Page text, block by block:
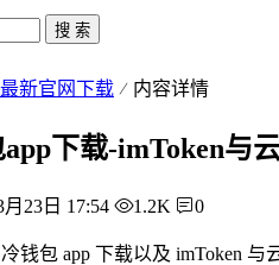
搜 索
新官网下载 内容详情
下载-imToken与
月23日 17:54 1.2K 0
冷钱包 app 下载以及 imToken